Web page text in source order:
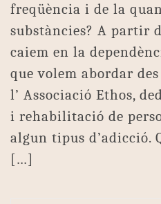
freqüència i de la
substàncies? A partir
caiem en la
que volem abordar
l’ Associació Ethos,
i rehabilitació de
algun tipus d’adicció.
[…]